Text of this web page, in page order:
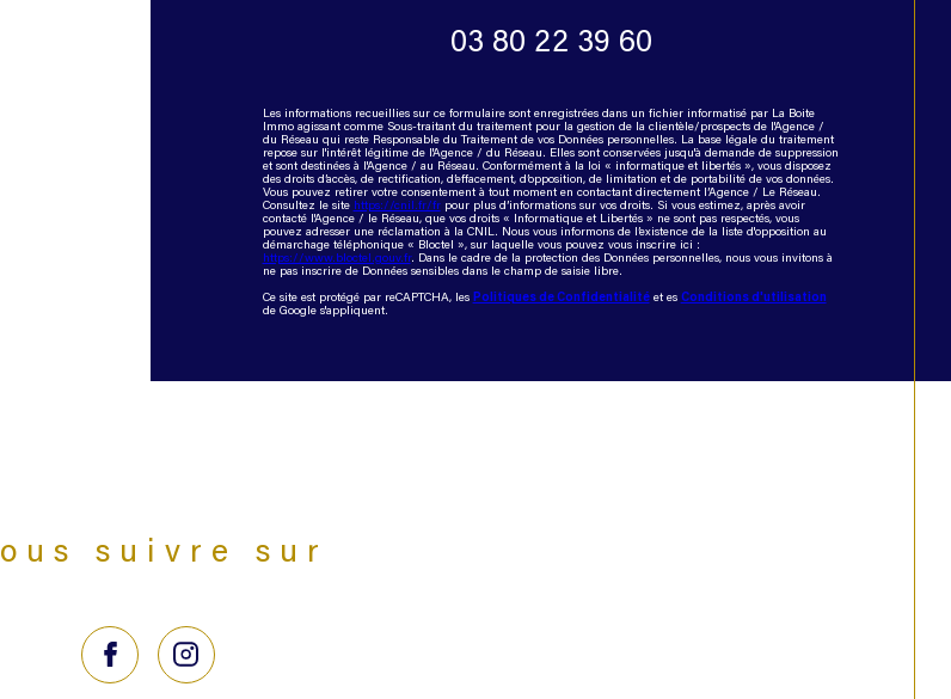
03 80 22 39 60
Les informations recueillies sur ce formulaire sont enregistrées dans un fichier informatisé par La Boite
Immo agissant comme Sous-traitant du traitement pour la gestion de la clientèle/prospects de l'Agence /
du Réseau qui reste Responsable du Traitement de vos Données personnelles. La base légale du traitement
repose sur l'intérêt légitime de l'Agence / du Réseau. Elles sont conservées jusqu'à demande de suppression
et sont destinées à l'Agence / au Réseau. Conformément à la loi « informatique et libertés », vous disposez
des droits d’accès, de rectification, d’effacement, d’opposition, de limitation et de portabilité de vos données.
Vous pouvez retirer votre consentement à tout moment en contactant directement l’Agence / Le Réseau.
Consultez le site https://cnil.fr/frpour plus d’informations sur vos droits. Si vous estimez, après avoir
contacté l'Agence / le Réseau, que vos droits « Informatique et Libertés » ne sont pas respectés, vous
pouvez adresser une réclamation à la CNIL. Nous vous informons de l’existence de la liste d'opposition au
démarchage téléphonique « Bloctel », sur laquelle vous pouvez vous inscrire ici :
https://www.bloctel.gouv.fr. Dans le cadre de la protection des Données personnelles, nous vous invitons à
ne pas inscrire de Données sensibles dans le champ de saisie libre.
Ce site est protégé par reCAPTCHA, les Politiques de Confidentialitéet es Conditions d'utilisation
de Google s'appliquent.
Nous suivre sur